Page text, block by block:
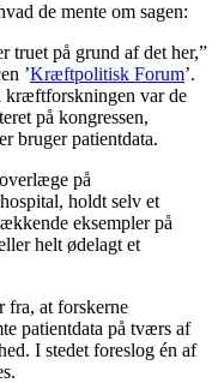
de mente om sagen:
truet på grund af det her,”
’Kræftpolitisk Forum’.
kræftforskningen var de
på kongressen,
bruger patientdata.
på
holdt selv et
eksempler på
helt ødelagt et
fra, at forskerne
patientdata på tværs af
I stedet foreslog én af